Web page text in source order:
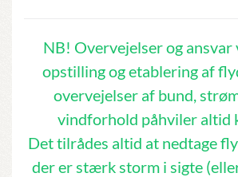
NB! Overvejelser og ansvar
opstilling og etablering af
overvejelser af bund,
vindforhold påhviler altid
Det tilrådes altid at nedtage
der er stærk storm i sigte